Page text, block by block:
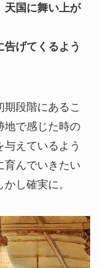
国に舞い上が
げてくるよう
期段階にあるこ
地で感じた時の
えているよう
育んでいきたい
し確実に。